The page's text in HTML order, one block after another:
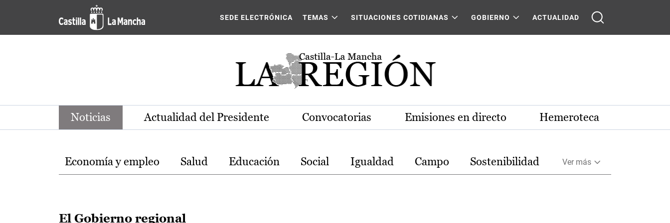
Pasar al contenido principal
Noticias de la región de Castilla-La Mancha
SEDE ELECTRÓNICA TEMAS SITUACIONES COTIDIANAS GOBIERNO ACTUALIDAD
Noticias Actualidad del Presidente Convocatorias Emisiones en directo Hemeroteca
Temas
Economía y empleo Salud Educación Social Igualdad Campo Sostenibilidad Ver más
El Gobierno regional